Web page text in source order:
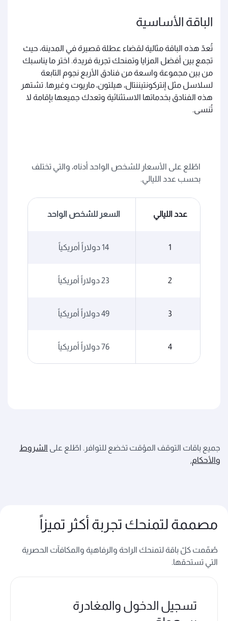
الباقة الأساسية
تُعدّ هذه الباقة مثالية لقضاء عطلة قصيرة في المدينة، حيث
تجمع بين أفضل المزايا وتمنحك تجربة فريدة. اختر ما يناسبك
من بين مجموعة واسعة من فنادق الأربع نجوم التابعة
لسلاسل مثل إنتركونتيننتال، هيلتون، ماريوت وغيرها. تشتهر
هذه الفنادق بخدماتها الاستثنائية وتعدك جميعها بإقامة لا
تُنسى.
اطّلع على الأسعار للشخص الواحد أدناه، والتي تختلف
بحسب عدد الليالي.
عدد الليالي السعر للشخص الواحد
1 14 دولاراً أمريكياً
2 23 دولاراً أمريكياً
3 49 دولاراً أمريكياً
4 76 دولاراً أمريكياً
جميع باقات التوقف المؤقت تخضع للتوافر. اطّلع على الشروط
والأحكام.
مصممة لتمنحك تجربة أكثر تميزاً
صُمّمت كلّ باقة لتمنحك الراحة والرفاهية والمكافآت الحصرية
التي تستحقها.
تسجيل الدخول والمغادرة